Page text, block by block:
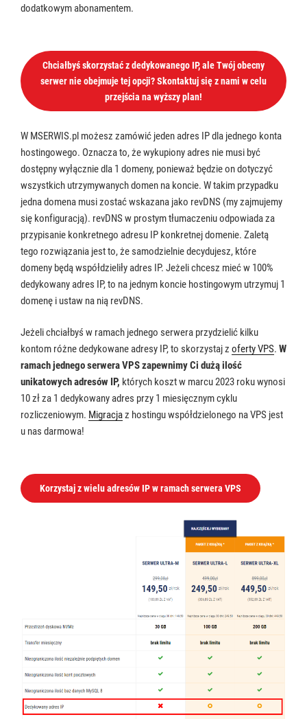
dodatkowym abonamentem.
Chciałbyś skorzystać z dedykowanego IP, ale Twój obecny
serwer nie obejmuje tej opcji? Skontaktuj się z nami w celu
przejścia na wyższy plan!
W MSERWIS.pl możesz zamówić jeden adres IP dla jednego konta
hostingowego. Oznacza to, że wykupiony adres nie musi być
dostępny wyłącznie dla 1 domeny, ponieważ będzie on dotyczyć
wszystkich utrzymywanych domen na koncie. W takim przypadku
jedna domena musi zostać wskazana jako revDNS (my zajmujemy
się konfiguracją). revDNS w prostym tłumaczeniu odpowiada za
przypisanie konkretnego adresu IP konkretnej domenie. Zaletą
tego rozwiązania jest to, że samodzielnie decydujesz, które
domeny będą współdzieliły adres IP. Jeżeli chcesz mieć w 100%
dedykowany adres IP, to na jednym koncie hostingowym utrzymuj 1
domenę i ustaw na nią revDNS.
Jeżeli chciałbyś w ramach jednego serwera przydzielić kilku
kontom różne dedykowane adresy IP, to skorzystaj z oferty VPS. W
ramach jednego serwera VPS zapewnimy Ci dużą ilość
unikatowych adresów IP, których koszt w marcu 2023 roku wynosi
10 zł za 1 dedykowany adres przy 1 miesięcznym cyklu
rozliczeniowym. Migracjaz hostingu współdzielonego na VPS jest
u nas darmowa!
Korzystaj z wielu adresów IP w ramach serwera VPS